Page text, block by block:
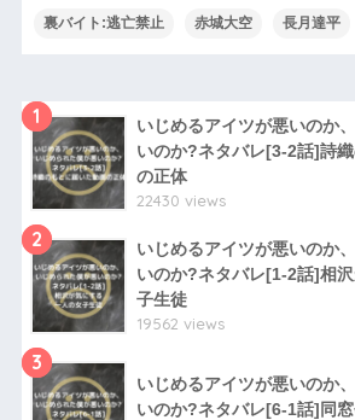
裏バイト:逃亡禁止 赤城大空 長月達平
1
いじめるアイツが悪いのか
いのか?ネタバレ[3-2話]詩
の正体
22430 views
2
いじめるアイツが悪いのか
いのか?ネタバレ[1-2話]相
子生徒
19562 views
3
いじめるアイツが悪いのか
いのか?ネタバレ[6-1話]同